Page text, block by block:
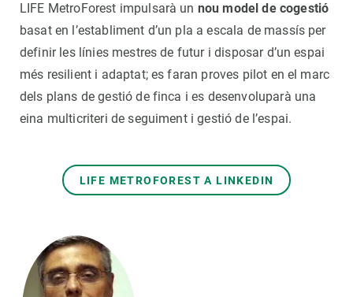
LIFE MetroForest impulsarà un nou model de cogestió
basat en l’establiment d’un pla a escala de massís per
definir les línies mestres de futur i disposar d’un espai
més resilient i adaptat; es faran proves pilot en el marc
dels plans de gestió de finca i es desenvoluparà una
eina multicriteri de seguiment i gestió de l’espai.
LIFE METROFOREST A LINKEDIN